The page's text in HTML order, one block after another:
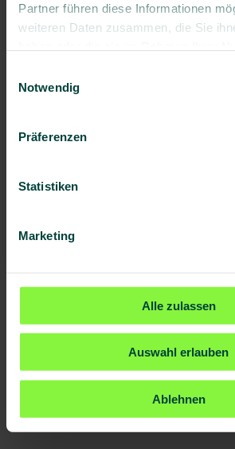
Partner führen diese Informationen
weiteren Daten zusammen, die Sie
Notwendig
Präferenzen
Statistiken
Marketing
Alle zulassen
Auswahl erlauben
Ablehnen